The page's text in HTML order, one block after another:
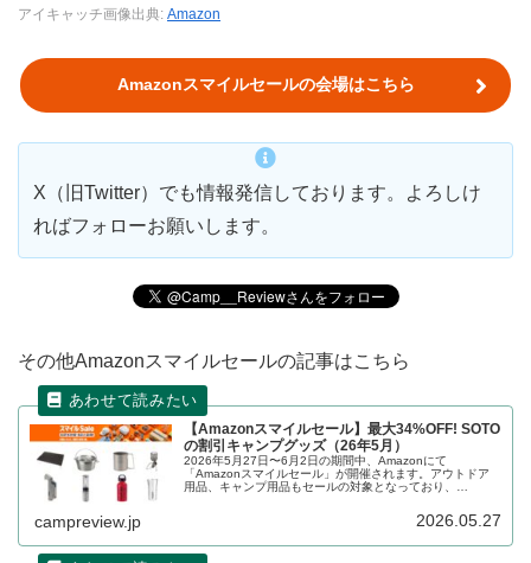
アイキャッチ画像出典: Amazon
Amazonスマイルセールの会場はこちら
X（旧Twitter）でも情報発信しております。よろしけ
ればフォローお願いします。
その他Amazonスマイルセールの記事はこちら
【Amazonスマイルセール】最大34%OFF! SOTO
の割引キャンプグッズ（26年5月）
2026年5月27日〜6月2日の期間中、Amazonにて
「Amazonスマイルセール」が開催されます。アウトドア
用品、キャンプ用品もセールの対象となっており、
campreview.jp 2026.05.27